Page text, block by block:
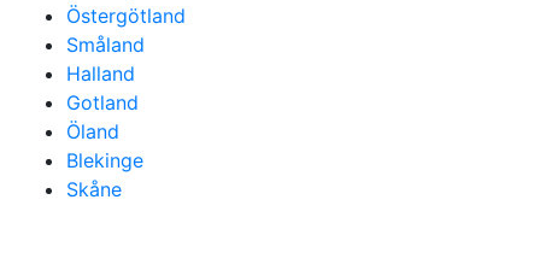
Östergötland
Småland
Halland
Gotland
Öland
Blekinge
Skåne